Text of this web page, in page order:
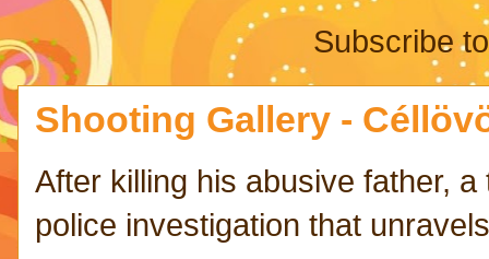
Subscribe
Shooting Gallery -
After killing his abusive father,
police investigation that